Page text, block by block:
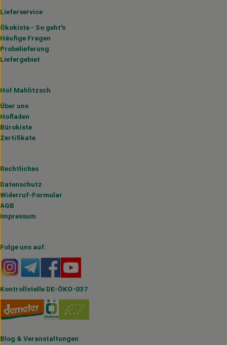
Lieferservice
Ökokiste - So geht's
Häufige Fragen
Probelieferung
Liefergebiet
Hof Mahlitzsch
Über uns
Hofladen
Bürokiste
Zertifikate
Rechtliches
Datenschutz
Widerruf-Formular
AGB
Impressum
Folge uns auf:
Externer Link zu https://www.instagram.com/
Externer Link zu https://t.me/s/hofmahlitzsch
Externer Link zu https://www.facebook.com/
Kontrollstelle DE-ÖKO-037
Blog & Veranstaltungen